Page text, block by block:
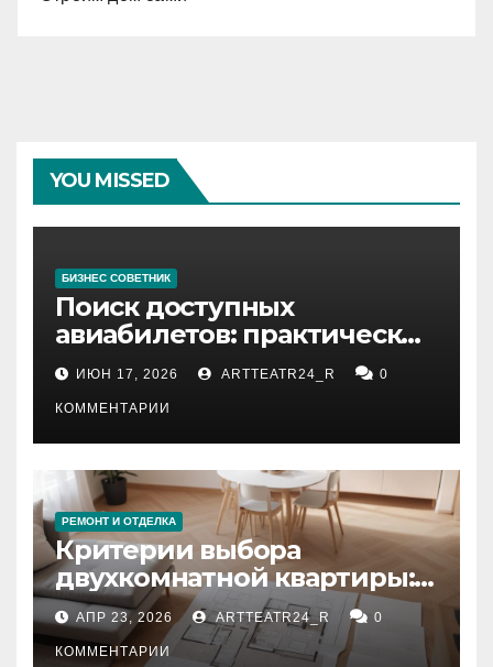
YOU MISSED
БИЗНЕС СОВЕТНИК
Поиск доступных
авиабилетов: практические
рекомендации
ИЮН 17, 2026 ARTTEATR24_R 0
КОММЕНТАРИИ
РЕМОНТ И ОТДЕЛКА
Критерии выбора
двухкомнатной квартиры:
планировка, площадь,
состояние и документация
АПР 23, 2026 ARTTEATR24_R 0
КОММЕНТАРИИ